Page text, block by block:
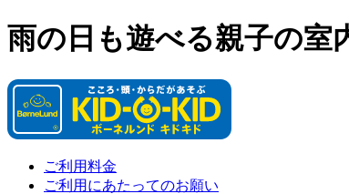
雨の日も遊べる親子の室
ご利用料金
ご利用にあたってのお願い